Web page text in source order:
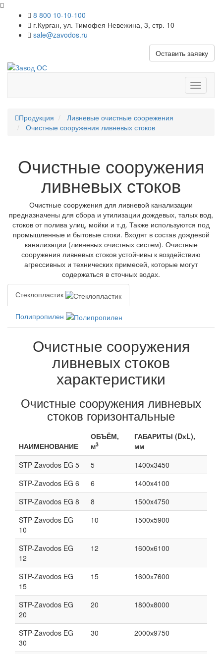
8 800 10-10-100
г.Курган, ул. Тимофея Невежина, 3, стр. 10
sale@zavodos.ru
Оставить заявку
меню
Продукция
Ливневые очистные соорежения
Очистные сооружения ливневых стоков
Очистные сооружения
ливневых стоков
Очистные сооружения для ливневой канализации
предназначены для сбора и утилизации дождевых, талых вод,
стоков от полива улиц, мойки и т.д. Также используются под
промышленные и бытовые стоки. Входят в состав дождевой
канализации (ливневых очистных систем). Очистные
сооружения ливневых стоков устойчивы к воздействию
агрессивных и технических примесей, которые могут
содержаться в сточных водах.
Стеклопластик
Полипропилен
Очистные сооружения
ливневых стоков
характеристики
Очистные сооружения ливневых
стоков горизонтальные
НАИМЕНОВАНИЕ
ОБЪЁМ,
м3
ГАБАРИТЫ (DхL),
мм
STP-Zavodos EG 5
5
1400х3450
STP-Zavodos EG 6
6
1400x4100
STP-Zavodos EG 8
8
1500x4750
STP-Zavodos EG
10
10 1500х5900
STP-Zavodos EG
12
12 1600х6100
STP-Zavodos EG
15
15 1600х7600
STP-Zavodos EG
20
20 1800х8000
STP-Zavodos EG
30
30 2000х9750